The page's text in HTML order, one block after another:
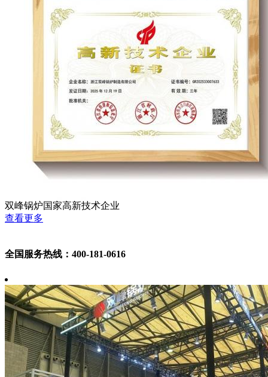
双峰锅炉国家高新技术企业
查看更多
全国服务热线：400-181-0616